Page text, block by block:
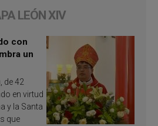
LEÓN XIV
con
un
de 42
en virtud
y la Santa
que